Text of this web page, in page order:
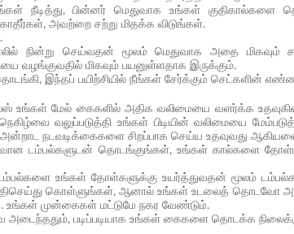
நீடித்து, பின்னர் மெதுவாக உங்கள் குதிகால்களை
அவற்றை சற்று மிதக்க விடுங்கள்.
நின்று செய்வதன் மூலம் மெதுவாக அதை மிகவும்
வழங்குவதில் மிகவும் பயனுள்ளதாக இருக்கும்.
தொடங்கி, இந்தப் பயிற்சியில் நீங்கள் சேர்க்கும் செட்களின்
உங்கள் மேல் கைகளில் அதிக வலிமையை வளர்க்க
வலுப்படுத்தி உங்கள் பிடியின் வலிமையை
அன்றாட நடவடிக்கைகளை சிறப்பாக செய்ய உதவுவது
டம்பல்களுடன் தொடங்குங்கள், உங்கள் கால்களை
உங்கள் தோள்களுக்கு உயர்த்துவதன் மூலம்
கொள்ளுங்கள், ஆனால் உங்கள் உடலைத் தொடவோ
உங்கள் முன்கைகள் மட்டுமே நகர வேண்டும்.
படிப்படியாக உங்கள் கைகளை தொடக்க